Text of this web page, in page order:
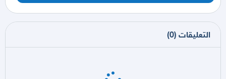
التعليقات (
0
)